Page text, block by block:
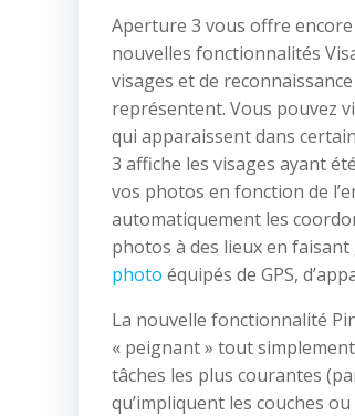
Aperture 3 vous offre
nouvelles fonctionnalités
visages et de
représentent. Vous pouvez
qui apparaissent dans
3 affiche les visages ayant
vos photos en fonction de
automatiquement les
photos à des lieux en faisant
photo équipés de GPS,
La nouvelle fonctionnalité
« peignant » tout
tâches les plus courantes
qu’impliquent les couches